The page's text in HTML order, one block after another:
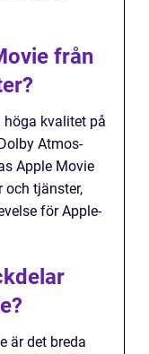
från
kvalitet på
Atmos-
Apple Movie
och tjänster,
för Apple-
är det breda